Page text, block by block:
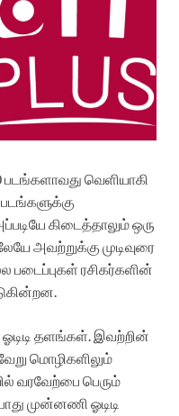
படங்களாவது வெளியாகி
கிடைத்தாலும் ஒரு
அவற்றுக்கு முடிவுரை
படைப்புகள் ரசிகர்களின்
தளங்கள். இவற்றின்
மொழிகளிலும்
வரவேற்பை பெரும்
முன்னணி ஓடிடி